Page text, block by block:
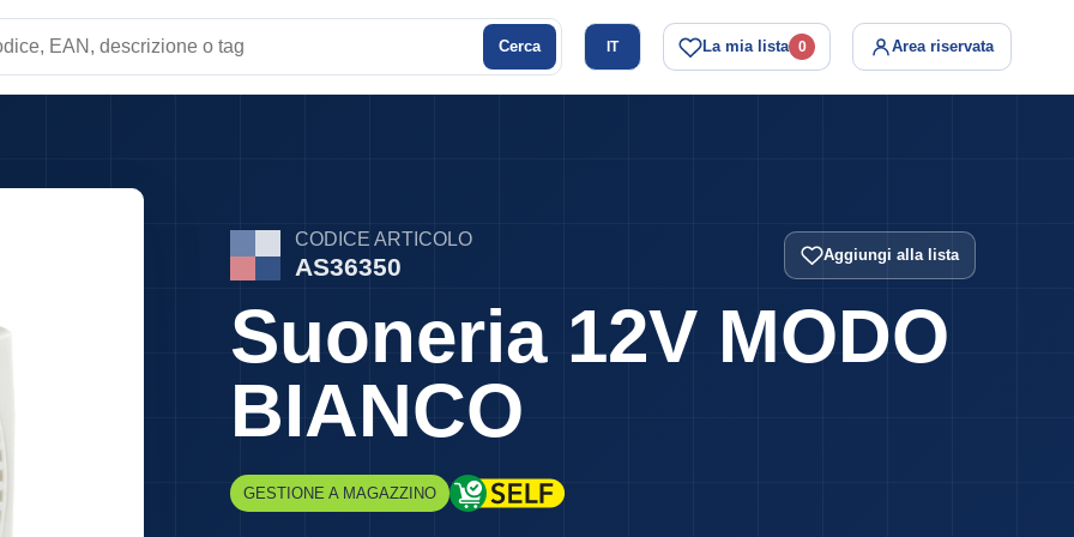
Cerca IT La mia lista 0 Area riservata
CODICE ARTICOLO
AS36350 Aggiungi alla lista
Suoneria 12V MODO
BIANCO
GESTIONE A MAGAZZINO